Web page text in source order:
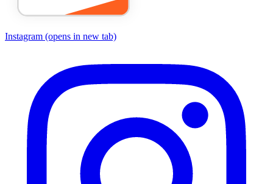
Instagram (opens in new tab)